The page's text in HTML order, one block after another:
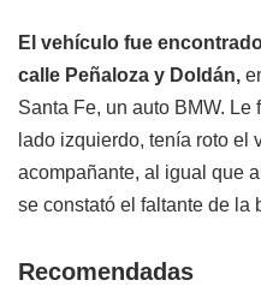
El vehículo fue
calle Peñaloza y Doldán,
Santa Fe, un auto BMW. Le
lado izquierdo, tenía roto el
acompañante, al igual que
se constató el faltante de la
Recomendadas